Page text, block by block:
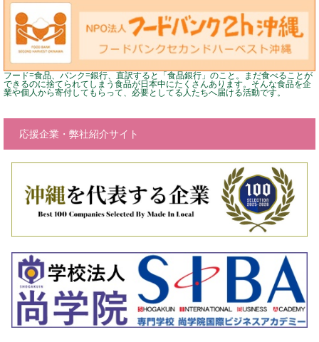
フード=食品、バンク=銀行、直訳すると「食品銀行」のこと。まだ食べることが
できるのに捨てられてしまう食品が日本中にたくさんあります。そんな食品を企
業や個人から寄付してもらって、必要としてる人たちへ届ける活動です。
応援企業・弊社紹介サイト